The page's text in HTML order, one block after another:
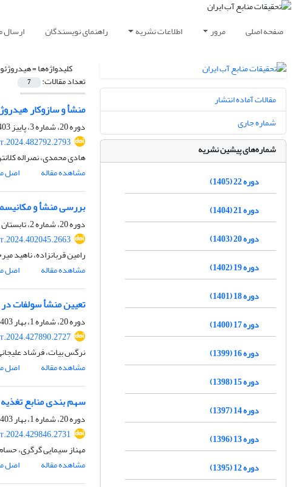
صفحه اصلی مرور اطلاعات نشریه راهنمای نویسندگان ارسال
کلیدواژه‌ها =
تعداد مقالات: 7
منشأ و سازوکار
دوره 20، شماره 3، پاییز 1403، صفحه
هادی محمدی، نصراله
مشاهده مقاله
اصل
بررسی منشأ و
دوره 20، شماره 2، تابستان 1403، صفحه
رامین قربانزاده، ناهید
مشاهده مقاله
اصل
تعیین منشأ سولفات
دوره 20، شماره 1، بهار 1403، صفحه
نرگس بیات، فرشاد
مشاهده مقاله
اصل
سهم بندی منابع تغذیه
دوره 20، شماره 1، بهار 1403، صفحه
مهناز سیمایی گرگری،
مشاهده مقاله
اصل
مقالات آماده انتشار
شماره جاری
شماره‌های پیشین نشریه
دوره 22 (1405)
دوره 21 (1404)
دوره 20 (1403)
دوره 19 (1402)
دوره 18 (1401)
دوره 17 (1400)
دوره 16 (1399)
دوره 15 (1398)
دوره 14 (1397)
دوره 13 (1396)
دوره 12 (1395)